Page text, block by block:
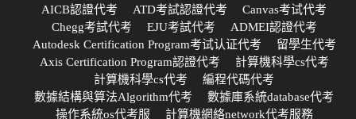
AICB認證代考
ATD考試認證代考
Canvas考试代考
Chegg考試代考
EJU考試代考
ADMEI認證代考
Autodesk Certification Program考试认证代考
留學生代考
Axis Certification Program認證代考
計算機科學cs代考
計算機科學cs代考
編程代碼代考
數據結構與算法Algorithm代考
數據庫系統database代考
操作系統os代考服
計算機網絡network代考服務